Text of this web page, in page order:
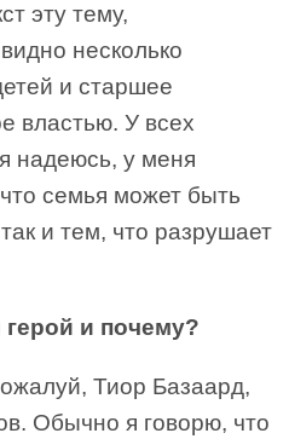
эту тему,
несколько
и старшее
властью. У всех
надеюсь, у меня
семья может быть
и тем, что разрушает
и почему?
Тиор Базаард,
Обычно я говорю, что